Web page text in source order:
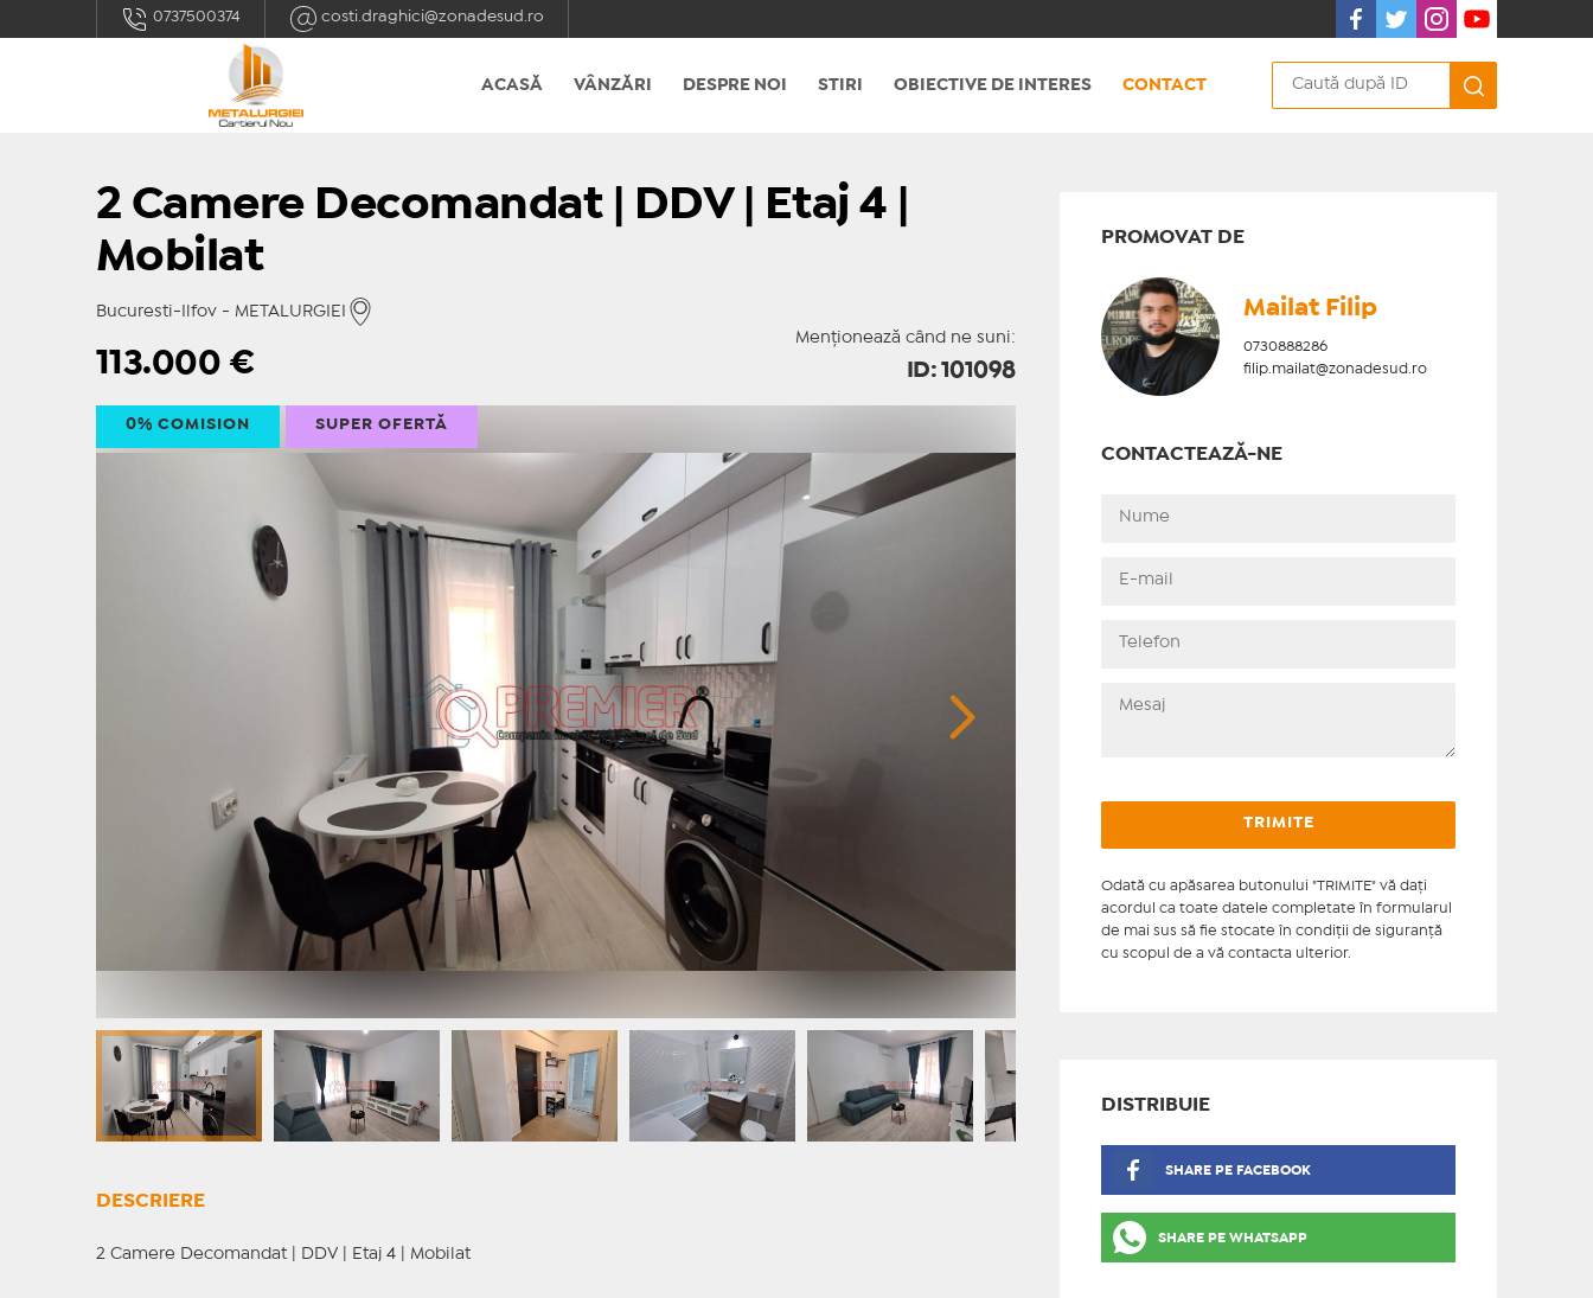
0737500374 costi.draghici@zonadesud.ro
ACASĂ VÂNZĂRI DESPRE NOI STIRI OBIECTIVE DE INTERES CONTACT
2 Camere Decomandat | DDV | Etaj 4 |
Mobilat
Bucuresti-Ilfov - METALURGIEI
Menționează când ne suni:
113.000 € ID: 101098
0% COMISION SUPER OFERTĂ
DESCRIERE
2 Camere Decomandat | DDV | Etaj 4 | Mobilat
PROMOVAT DE
Mailat Filip
0730888286
filip.mailat@zonadesud.ro
CONTACTEAZĂ-NE
Odată cu apăsarea butonului "TRIMITE" vă daţi
acordul ca toate datele completate în formularul
de mai sus să fie stocate în condiţii de siguranţă
cu scopul de a vă contacta ulterior.
DISTRIBUIE
SHARE PE FACEBOOK
SHARE PE WHATSAPP